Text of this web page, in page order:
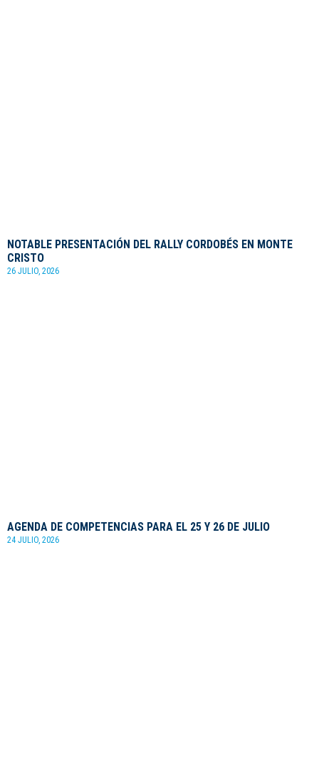
NOTABLE PRESENTACIÓN DEL RALLY CORDOBÉS EN MONTE
CRISTO
26 JULIO, 2026
AGENDA DE COMPETENCIAS PARA EL 25 Y 26 DE JULIO
24 JULIO, 2026